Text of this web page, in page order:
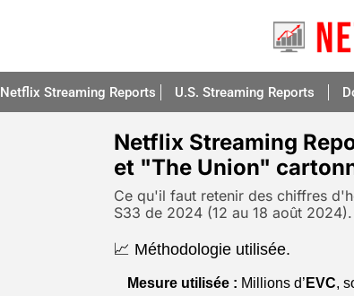
Netflix Streaming Reports U.S. Streaming Reports
Netflix Streaming
et "The Union"
Ce qu'il faut retenir des chiffres
S33 de 2024 (12 au 18 août 2024).
📈 Méthodologie utilisée.
Mesure utilisée : Millions d’ EVC,